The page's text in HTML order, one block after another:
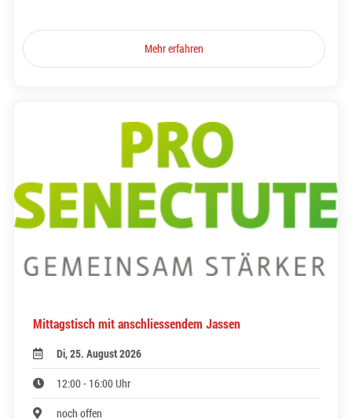
Mehr erfahren
Mittagstisch mit anschliessendem Jassen
Di, 25. August 2026
12:00 - 16:00 Uhr
noch offen